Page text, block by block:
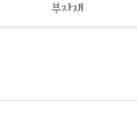
부자재